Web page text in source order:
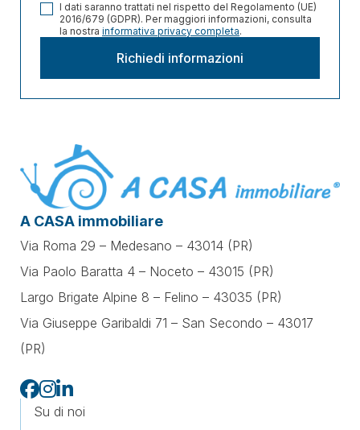
I dati saranno trattati nel rispetto del Regolamento (UE)
2016/679 (GDPR). Per maggiori informazioni, consulta
la nostra informativa privacy completa.
A CASA immobiliare
Via Roma 29 – Medesano – 43014 (PR)
Via Paolo Baratta 4 – Noceto – 43015 (PR)
Largo Brigate Alpine 8 – Felino – 43035 (PR)
Via Giuseppe Garibaldi 71 – San Secondo – 43017
(PR)
Su di noi